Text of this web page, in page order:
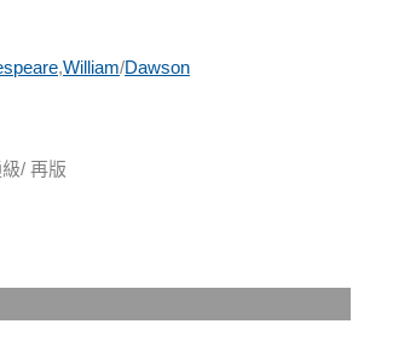
,William/Dawson
/ 再版